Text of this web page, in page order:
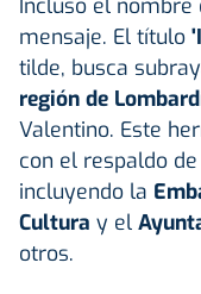
mensaje. El título
tilde, busca
región de
Valentino. Este
con el respaldo
incluyendo la
Cultura y el
otros.